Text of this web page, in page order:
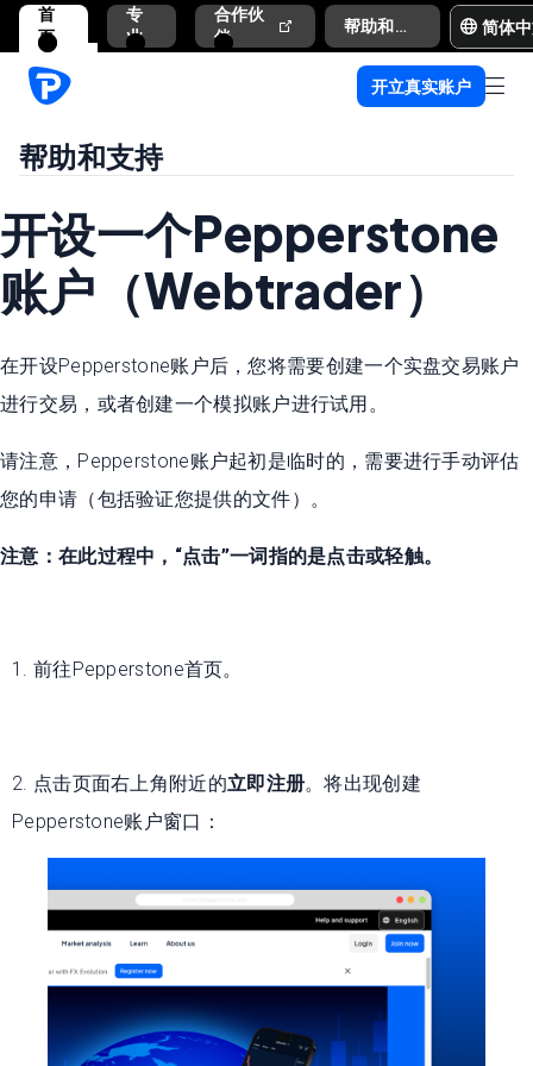
首
页
专
业
合作伙
伴
帮助和支持 简体
开立真实账户
帮助和支持
开设一个Pepperstone
账户（Webtrader）
在开设Pepperstone账户后，您将需要创建一个实盘交易账户
进行交易，或者创建一个模拟账户进行试用。
请注意，Pepperstone账户起初是临时的，需要进行手动评估
您的申请（包括验证您提供的文件）。
注意：在此过程中，“点击”一词指的是点击或轻触。
1. 前往Pepperstone首页。
2. 点击页面右上角附近的立即注册。将出现创建
Pepperstone账户窗口：